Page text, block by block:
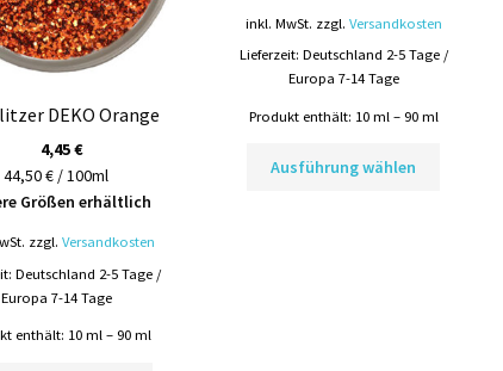
gewählt
DEKO Orange
4,45€
44,50 € / 100ml
Größen erhältlich
zzgl. Versandkosten
Deutschland 2-5 Tage /
Europa 7-14 Tage
enthält: 10ml – 90 ml
inkl. MwSt. zzgl. Versandkosten
Lieferzeit: Deutschland 2-5 Tage /
Europa 7-14 Tage
Produkt enthält: 10 ml – 90 ml
Ausführung wählen